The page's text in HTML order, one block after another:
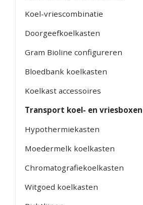
Koel-vriescombinatie
Doorgeefkoelkasten
Gram Bioline configureren
Bloedbank koelkasten
Koelkast accessoires
Transport koel- en vriesboxen
Hypothermiekasten
Moedermelk koelkasten
Chromatografiekoelkasten
Witgoed koelkasten